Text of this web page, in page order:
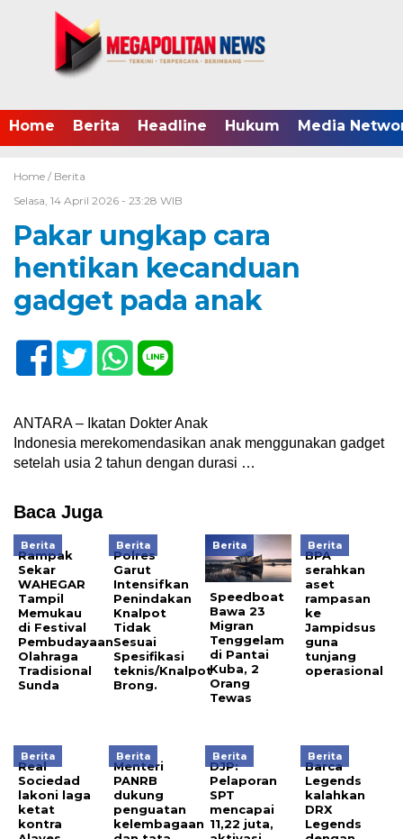
Home Berita Headline Hukum Media
Home / Berita
Selasa, 14 April 2026 - 23:28 WIB
Pakar ungkap cara
hentikan kecanduan
gadget pada anak
ANTARA – Ikatan Dokter Anak
Indonesia merekomendasikan anak menggunakan gadget
setelah usia 2 tahun dengan durasi …
Baca Juga
Berita
Rampak
Sekar
WAHEGAR
Tampil
Memukau
di Festival
Pembudayaan
Olahraga
Tradisional
Sunda
Berita
Polres
Garut
Intensifkan
Penindakan
Knalpot
Tidak
Sesuai
Spesifikasi
teknis/Knalpot
Brong.
Berita
Speedboat
Bawa 23
Migran
Tenggelam
di Pantai
Kuba, 2
Orang
Tewas
Berita
BPA
serahkan
aset
rampasan
ke
Jampidsus
guna
tunjang
operasional
Berita
Real
Sociedad
lakoni laga
ketat
kontra
Berita
Menteri
PANRB
dukung
penguatan
kelembagaan
Berita
DJP:
Pelaporan
SPT
mencapai
11,22 juta,
Berita
Barca
Legends
kalahkan
DRX
Legends